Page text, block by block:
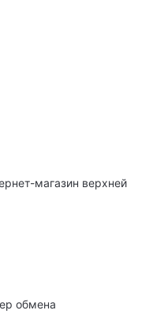
магазин верхней
обмена